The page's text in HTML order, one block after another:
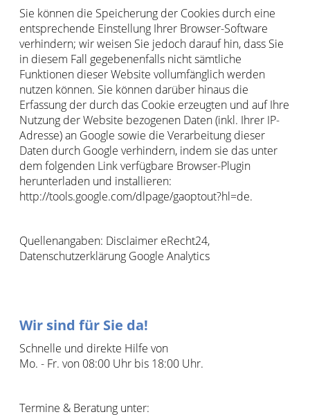
Sie können die Speicherung der Cookies durch eine
entsprechende Einstellung Ihrer Browser-Software
verhindern; wir weisen Sie jedoch darauf hin, dass Sie
in diesem Fall gegebenenfalls nicht sämtliche
Funktionen dieser Website vollumfänglich werden
nutzen können. Sie können darüber hinaus die
Erfassung der durch das Cookie erzeugten und auf Ihre
Nutzung der Website bezogenen Daten (inkl. Ihrer IP-
Adresse) an Google sowie die Verarbeitung dieser
Daten durch Google verhindern, indem sie das unter
dem folgenden Link verfügbare Browser-Plugin
herunterladen und installieren:
http://tools.google.com/dlpage/gaoptout?hl=de.
Quellenangaben: Disclaimer eRecht24,
Datenschutzerklärung Google Analytics
Wir sind für Sie da!
Schnelle und direkte Hilfe von
Mo. - Fr. von 08:00 Uhr bis 18:00 Uhr.
Termine & Beratung unter: